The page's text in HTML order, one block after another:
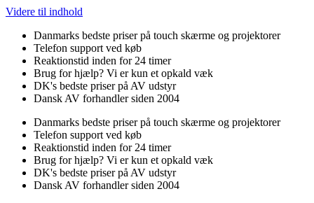
Videre til indhold
Danmarks bedste priser på touch skærme og projektorer
Telefon support ved køb
Reaktionstid inden for 24 timer
Brug for hjælp? Vi er kun et opkald væk
DK's bedste priser på AV udstyr
Dansk AV forhandler siden 2004
Danmarks bedste priser på touch skærme og projektorer
Telefon support ved køb
Reaktionstid inden for 24 timer
Brug for hjælp? Vi er kun et opkald væk
DK's bedste priser på AV udstyr
Dansk AV forhandler siden 2004